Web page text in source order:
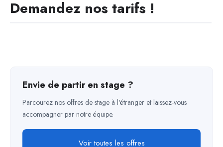
Demandez nos tarifs !
Envie de partir en stage ?
Parcourez nos offres de stage à l'étranger et laissez-vous
accompagner par notre équipe.
Voir toutes les offres